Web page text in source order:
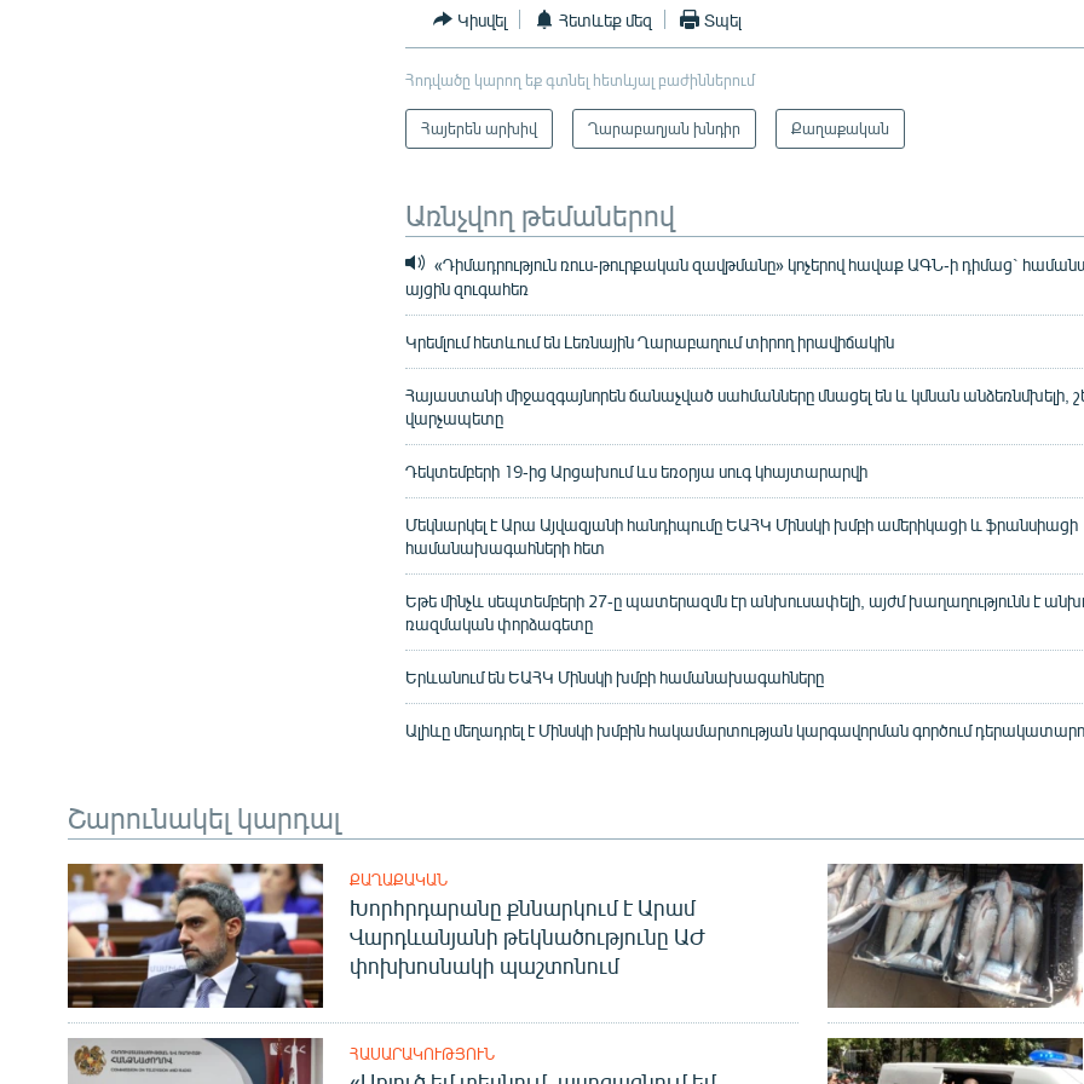
Կիսվել Հետևեք մեզ Տպել
Հոդվածը կարող եք գտնել հետևյալ բաժիններում
Հայերեն արխիվ Ղարաբաղյան խնդիր Քաղաքական
Առնչվող թեմաներով
«Դիմադրություն ռուս-թուրքական զավթմանը» կոչերով հավաք ԱԳՆ-ի դիմաց`
այցին զուգահեռ
Կրեմլում հետևում են Լեռնային Ղարաբաղում տիրող իրավիճակին
Հայաստանի միջազգայնորեն ճանաչված սահմանները մնացել են և կմնան անձեռնմխելի,
վարչապետը
Դեկտեմբերի 19-ից Արցախում ևս եռօրյա սուգ կհայտարարվի
Մեկնարկել է Արա Այվազյանի հանդիպումը ԵԱՀԿ Մինսկի խմբի ամերիկացի և ֆրանսիացի
համանախագահների հետ
Եթե մինչև սեպտեմբերի 27-ը պատերազմն էր անխուսափելի, այժմ խաղաղությունն է
ռազմական փորձագետը
Երևանում են ԵԱՀԿ Մինսկի խմբի համանախագահները
Ալիևը մեղադրել է Մինսկի խմբին հակամարտության կարգավորման գործում
Շարունակել կարդալ
ՔԱՂԱՔԱԿԱՆ
Խորհրդարանը քննարկում է Արամ
Վարդևանյանի թեկնածությունը ԱԺ
փոխխոսնակի պաշտոնում
ՀԱՍԱՐԱԿՈՒԹՅՈՒՆ